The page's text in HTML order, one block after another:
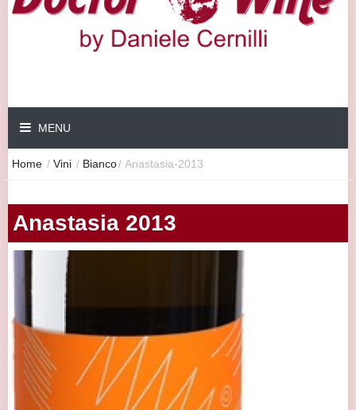
MENU
Home / Vini / Bianco/ Anastasia-2013
Anastasia 2013